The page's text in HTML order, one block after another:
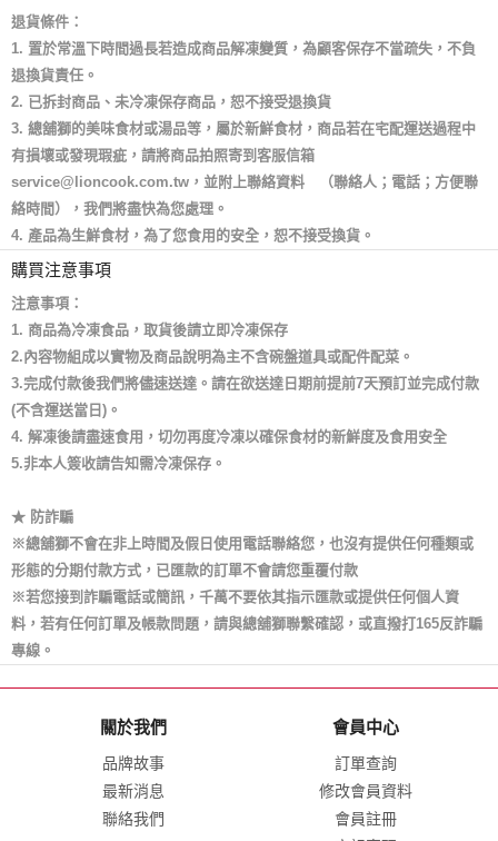
退貨條件：
1. 置於常溫下時間過長若造成商品解凍變質，為顧客保存不當疏失，不負
退換貨責任。
2. 已拆封商品、未冷凍保存商品，恕不接受退換貨
3. 總舖獅的美味食材或湯品等，屬於新鮮食材，商品若在宅配運送過程中
有損壞或發現瑕疵，請將商品拍照寄到客服信箱
service@lioncook.com.tw，並附上聯絡資料 （聯絡人；電話；方便聯
絡時間），我們將盡快為您處理。
4. 產品為生鮮食材，為了您食用的安全，恕不接受換貨。
購買注意事項
注意事項：
1. 商品為冷凍食品，取貨後請立即冷凍保存
2.內容物組成以實物及商品說明為主不含碗盤道具或配件配菜。
3.完成付款後我們將儘速送達。請在欲送達日期前提前7天預訂並完成付款
(不含運送當日)。
4. 解凍後請盡速食用，切勿再度冷凍以確保食材的新鮮度及食用安全
5.非本人簽收請告知需冷凍保存。
★ 防詐騙
※總舖獅不會在非上時間及假日使用電話聯絡您，也沒有提供任何種類或
形態的分期付款方式，已匯款的訂單不會請您重覆付款
※若您接到詐騙電話或簡訊，千萬不要依其指示匯款或提供任何個人資
料，若有任何訂單及帳款問題，請與總舖獅聯繫確認，或直撥打165反詐騙
專線。
關於我們
品牌故事
最新消息
聯絡我們
會員中心
訂單查詢
修改會員資料
會員註冊